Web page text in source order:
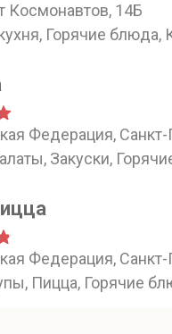
Космонавтов, 14Б
Горячие блюда,
30
Федерация,
Закуски,
2-яФедерация, Санкт-
Пицца, Горячие